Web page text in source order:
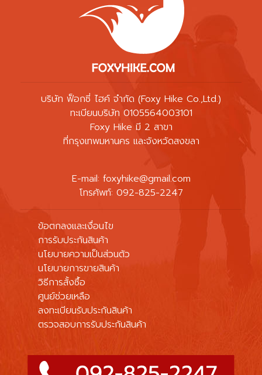
บริษัท ฟ็อกซี่ ไฮค์ จำกัด (Foxy Hike Co.,Ltd.)
ทะเบียนบริษัท 0105564003101
Foxy Hike มี 2 สาขา
ที่กรุงเทพมหานคร และจังหวัดสงขลา
E-mail: foxyhike@gmail.com
โทรศัพท์: 092-825-2247
ข้อตกลงและเงื่อนไข
การรับประกันสินค้า
นโยบายความเป็นส่วนตัว
นโยบายการขายสินค้า
วิธีการสั้งซื้อ
ศูนย์ช่วยเหลือ
ลงทะเบียนรับประกันสินค้า
ตรวจสอบการรับประกันสินค้า